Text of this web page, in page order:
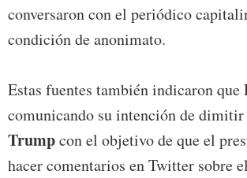
conversaron con el periódico
condición de anonimato.
Estas fuentes también indicaron que
comunicando su intención de
Trumpcon el objetivo de que el
hacer comentarios en Twitter sobre